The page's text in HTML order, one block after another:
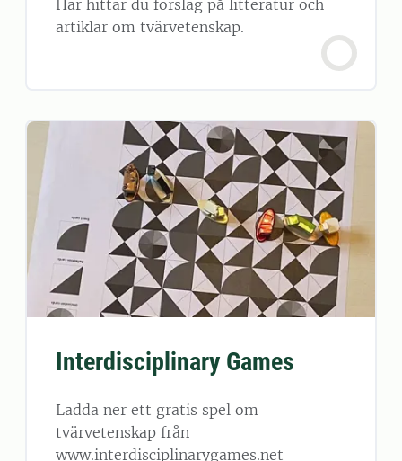
Här hittar du förslag på litteratur och
artiklar om tvärvetenskap.
Interdisciplinary Games
Ladda ner ett gratis spel om
tvärvetenskap från
www.interdisciplinarygames.net